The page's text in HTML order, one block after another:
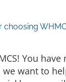
choosing
You have
we want to